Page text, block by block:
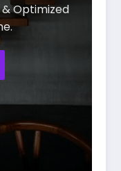
Optimized